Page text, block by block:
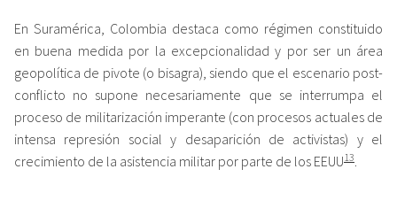
En Suramérica, Colombia destaca como régimen constituido
en buena medida por la excepcionalidad y por ser un área
geopolítica de pivote (o bisagra), siendo que el escenario post-
conflicto no supone necesariamente que se interrumpa el
proceso de militarización imperante (con procesos actuales de
intensa represión social y desaparición de activistas) y el
crecimiento de la asistencia militar por parte de los EEUU13.